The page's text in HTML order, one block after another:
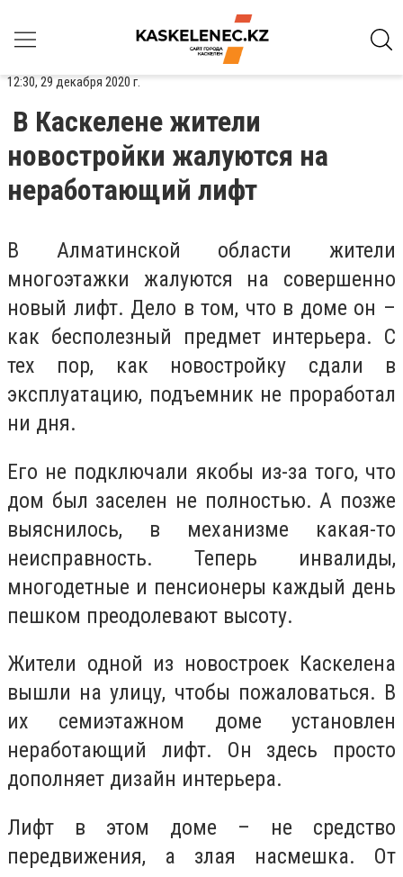
12:30, 29 декабря 2020 г.
В Каскелене жители
новостройки жалуются на
неработающий лифт
В Алматинской области жители
многоэтажки жалуются на совершенно
новый лифт. Дело в том, что в доме он –
как бесполезный предмет интерьера. С
тех пор, как новостройку сдали в
эксплуатацию, подъемник не проработал
ни дня.
Его не подключали якобы из-за того, что
дом был заселен не полностью. А позже
выяснилось, в механизме какая-то
неисправность. Теперь инвалиды,
многодетные и пенсионеры каждый день
пешком преодолевают высоту.
Жители одной из новостроек Каскелена
вышли на улицу, чтобы пожаловаться. В
их семиэтажном доме установлен
неработающий лифт. Он здесь просто
дополняет дизайн интерьера.
Лифт в этом доме – не средство
передвижения, а злая насмешка. От